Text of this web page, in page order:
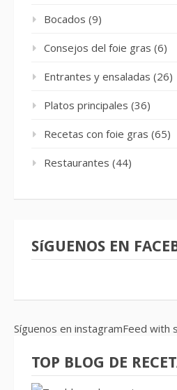
Bocados (9)
Consejos del foie gras (6)
Entrantes y ensaladas (26)
Platos principales (36)
Recetas con foie gras (65)
Restaurantes (44)
SíGUENOS EN
Síguenos en instagramFeed with
TOP BLOG DE